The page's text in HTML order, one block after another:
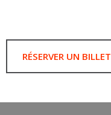
RÉSERVER UN BILLET